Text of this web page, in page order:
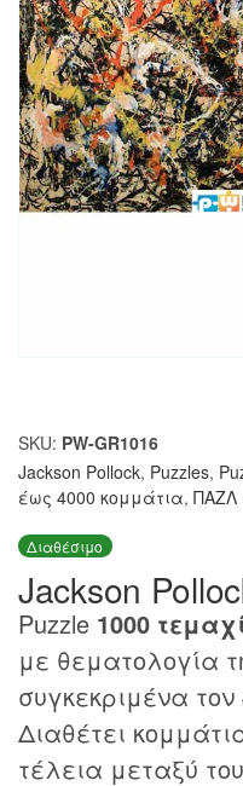
SKU: PW-GR1016
Jackson Pollock, Puzzles,
έως 4000 κομμάτια, ΠΑΖΛ
Διαθέσιμο
Jackson
Puzzle 1000
με θεματολογία
συγκεκριμένα τον
Διαθέτει
τέλεια μεταξύ